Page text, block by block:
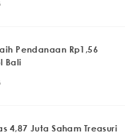
Pendanaan Rp1,56
Bali
4,87 Juta Saham Treasuri